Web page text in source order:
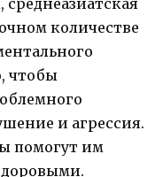
количестве
чтобы
и агрессия.
помогут им